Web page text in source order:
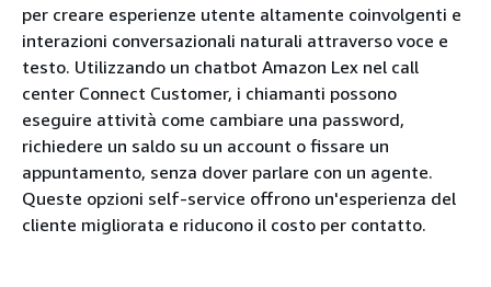
per creare esperienze utente altamente coinvolgenti e
interazioni conversazionali naturali attraverso voce e
testo. Utilizzando un chatbot Amazon Lex nel call
center Connect Customer, i chiamanti possono
eseguire attività come cambiare una password,
richiedere un saldo su un account o fissare un
appuntamento, senza dover parlare con un agente.
Queste opzioni self-service offrono un'esperienza del
cliente migliorata e riducono il costo per contatto.